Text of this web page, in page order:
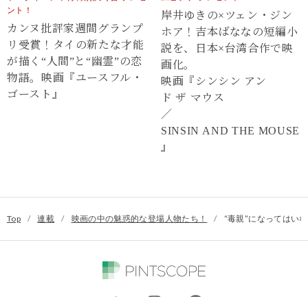
ント！
カンヌ批評家週間グランプ
リ受賞！タイの新たな才能
が描く“⼈間”と“幽霊”の恋
物語。映画『ユースフル・
ゴースト』
岸井ゆきの×ツェン・ジン
ホア！吉本ばななの短編小
説を、日本×台湾合作で映
画化。
映画『シンシン アン
ド ザ マウス
／
SINSIN AND THE MOUSE
』
Top / 連載 / 映画の中の魅惑的な登場人物たち！ / “毒親”になってはい